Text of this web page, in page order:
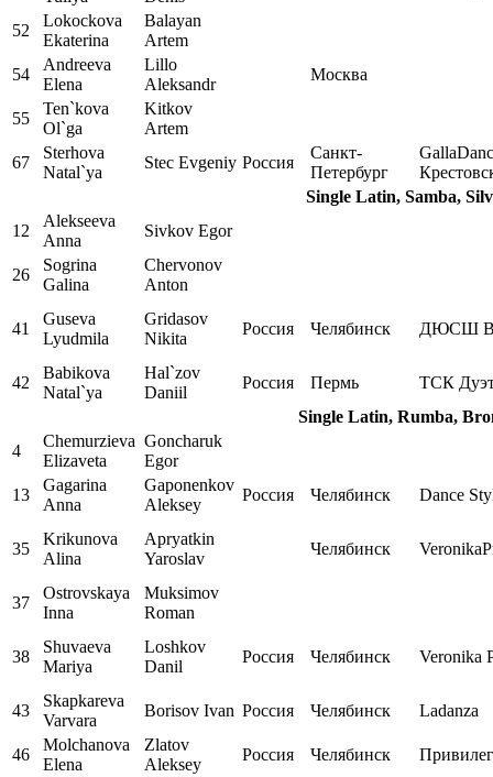
52
Lokockova
Ekaterina
Balayan
Artem
54
Andreeva
Elena
Lillo
Aleksandr
Москва
55
Ten`kova
Ol`ga
Kitkov
Artem
67
Sterhova
Natal`ya
Stec Evgeniy Россия
Санкт-
Петербург
Single Latin, Samba,
12
Alekseeva
Anna
Sivkov Egor
26
Sogrina
Galina
Chervonov
Anton
41
Guseva
Lyudmila
Gridasov
Nikita
Россия Челябинск ДЮСШ
42
Babikova
Natal`ya
Hal`zov
Daniil
Россия Пермь
ТСК
Single Latin, Rumba,
4
Chemurzieva
Elizaveta
Goncharuk
Egor
13
Gagarina
Anna
Gaponenkov
Aleksey
Россия Челябинск Dance
35
Krikunova
Alina
Apryatkin
Yaroslav
Челябинск
37
Ostrovskaya
Inna
Muksimov
Roman
38
Shuvaeva
Mariya
Loshkov
Danil
Россия Челябинск Veronika
43
Skapkareva
Varvara
Borisov Ivan Россия Челябинск Ladanza
46
Molchanova
Elena
Zlatov
Aleksey
Россия Челябинск